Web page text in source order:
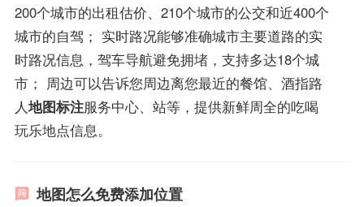
200个城市的出租估价、210个城市的公交和近400个
城市的自驾； 实时路况能够准确城市主要道路的实
时路况信息，驾车导航避免拥堵，支持多达18个城
市； 周边可以告诉您周边离您最近的餐馆、酒指路
人地图标注服务中心、站等，提供新鲜周全的吃喝
玩乐地点信息。
地图怎么免费添加位置